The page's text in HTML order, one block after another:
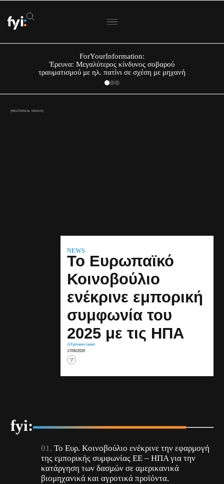
ForYourInformation:
Έρευνα: Μεγαλύτερος κίνδυνος σοβαρού
τραυματισμού με ηλ. πατίνι σε σχέση με μηχανή
(REUTERS/AL DRAGO)
NEWS
Το Ευρωπαϊκό
Κοινοβούλιο
ενέκρινε εμπορική
συμφωνία του
2025 με τις ΗΠΑ
@fyinews team
17/06/2026
fyi:
Το Ευρ. Κοινοβούλιο ενέκρινε την εφαρμογή
της εμπορικής συμφωνίας ΕΕ – ΗΠΑ για την
κατάργηση των δασμών σε αμερικανικά
βιομηχανικά και αγροτικά προϊόντα.